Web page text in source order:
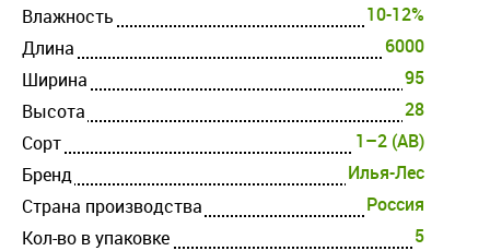
Влажность
10-12%
Длина
6000
Ширина
95
Высота
28
Cорт
1–2 (AB)
Бренд
Илья-Лес
Страна производства
Россия
Кол-во в упаковке
5